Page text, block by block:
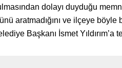
dolayı duyduğu
aratmadığını ve ilçeye
Başkanı İsmet Yıldırım’a